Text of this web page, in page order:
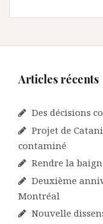
Articles récents
Des décisions
Projet de
contaminé
Rendre la
Deuxième
Montréal
Nouvelle